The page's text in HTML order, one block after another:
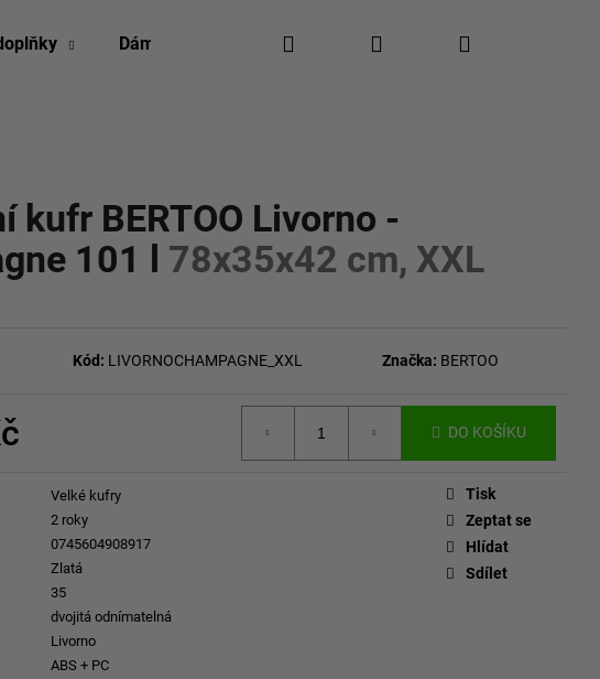
Dámská móda Pánská móda Kontakty
Přihlášení
kufr BERTOO Livorno -
101 l 78x35x42 cm, XXL
Kód: LIVORNOCHAMPAGNE_XXL Značka: BERTOO
DO KOŠÍKU
Velké kufry
2 roky
0745604908917
Zlatá
35
dvojitá odnímatelná
Livorno
ABS + PC
Tisk
Zeptat se
Hlídat
Sdílet